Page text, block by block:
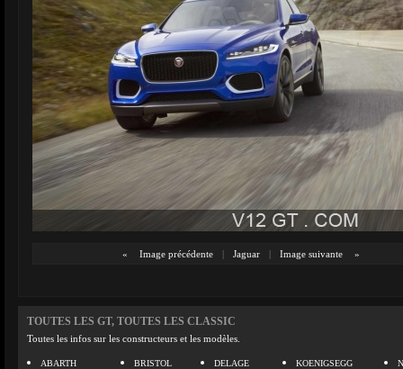
« Image précédente | Jaguar | Image suivante »
TOUTES LES GT, TOUTES LES CLASSIC
Toutes les infos sur les constructeurs et les modèles.
ABARTH
BRISTOL
DELAGE
KOENIGSEGG